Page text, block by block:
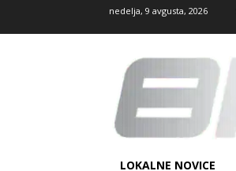
nedelja, 9 avgusta, 2026
LOKALNE NOVICE